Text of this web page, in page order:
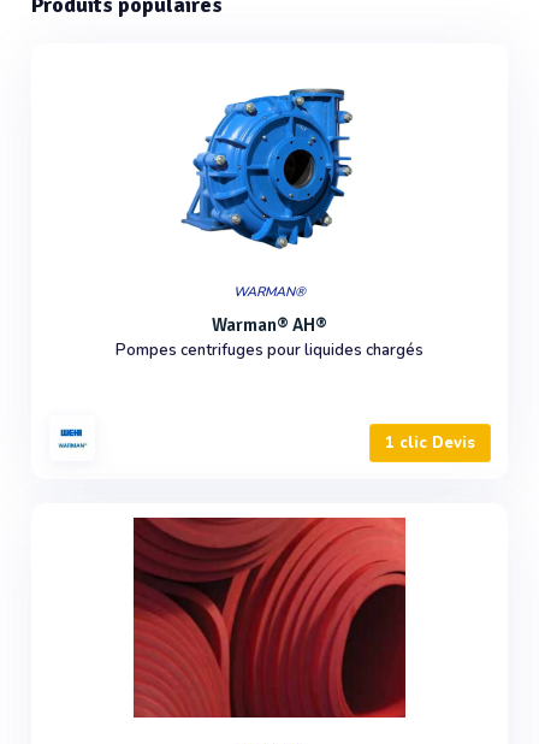
WARMAN®
Warman® AH®
Pompes centrifuges pour liquides chargés
1 clic Devis